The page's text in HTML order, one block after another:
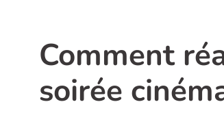
Comment
soirée